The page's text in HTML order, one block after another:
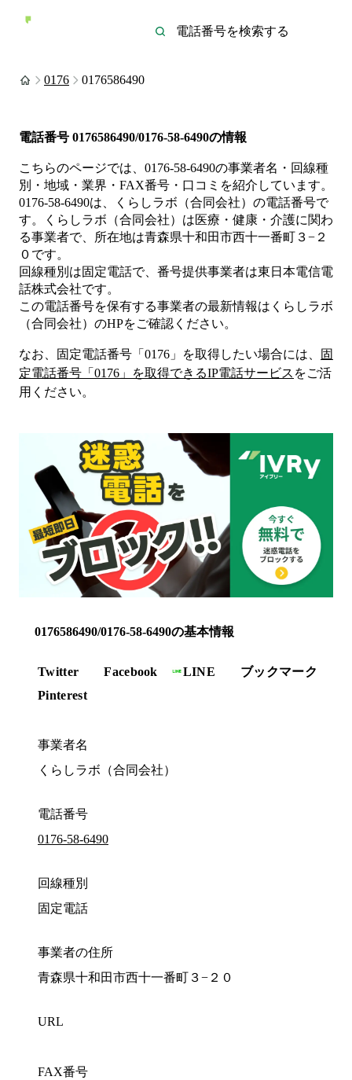
0176 0176586490
電話番号 0176586490/0176-58-6490の情報
こちらのページでは、 0176-58-6490の事業者名・回線種
別・地域・業界・FAX番号・口コミを紹介しています。
0176-58-6490は、 くらしラボ（合同会社） の電話番号で
す。
くらしラボ（合同会社）は医療・健康・介護に関わ
る事業者で、所在地は青森県十和田市西十一番町３−２
０ です。
回線種別は固定電話で、番号提供事業者は東日本電信電
話株式会社です。
この電話番号を保有する事業者の最新情報は くらしラボ
（合同会社） のHPをご確認ください。
なお、固定電話番号「 0176 」を取得したい場合には、
固
定電話番号「 0176 」を取得できるIP電話サービス をご活
用ください。
0176586490/0176-58-6490の基本情報
Twitter Facebook LINE
ブックマーク
Pinterest
事業者名
くらしラボ（合同会社）
電話番号
0176-58-6490
回線種別
固定電話
事業者の住所
青森県十和田市西十一番町３−２０
URL
FAX番号